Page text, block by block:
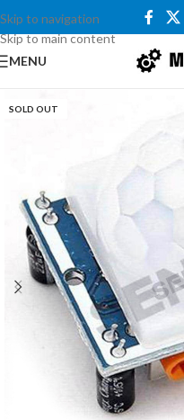
Skip to navigation
Skip to main content
MENU
SOLD OUT